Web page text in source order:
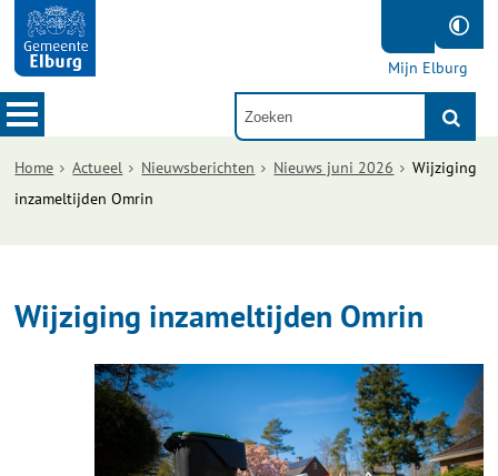
Mijn Elburg
Home Actueel Nieuwsberichten Nieuws juni 2026
Wijziging
inzameltijden Omrin
Wijziging inzameltijden Omrin